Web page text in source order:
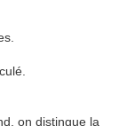
on distingue la